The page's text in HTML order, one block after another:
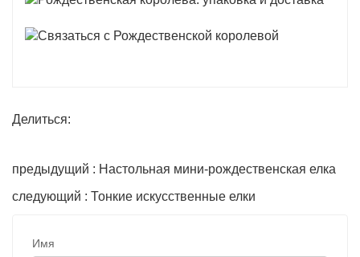
Делиться:
предыдущий : Настольная мини-рождественская елка
следующий : Тонкие искусственные елки
Имя